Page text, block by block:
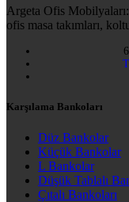
Argeta Ofis
ofis masa takımları,
Karşılama Bankoları
Düz Bankolar
Küçük Bankolar
L Bankolar
Düşük Tablalı
Çıtalı Bankoları